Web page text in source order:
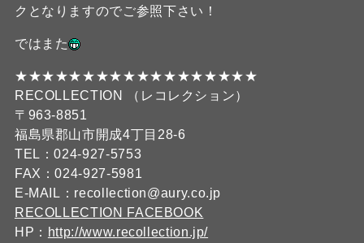
クとなりますのでご参照下さい！
ではまた
★★★★★★★★★★★★★★★★★★
RECOLLECTION （レコレクション）
〒963-8851
福島県郡山市開成4丁目28-6
TEL：024-927-5753
FAX：024-927-5981
E-MAIL：recollection@aury.co.jp
RECOLLECTION FACEBOOK
HP： http://www.recollection.jp/